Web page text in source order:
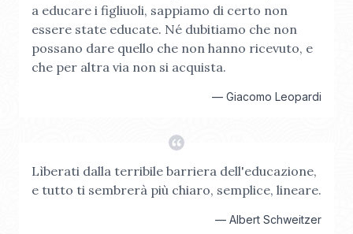
a educare i figliuoli, sappiamo di certo non
essere state educate. Né dubitiamo che non
possano dare quello che non hanno ricevuto, e
che per altra via non si acquista.
— Giacomo Leopardi
Lìberati dalla terribile barriera dell'educazione,
e tutto ti sembrerà più chiaro, semplice, lineare.
— Albert Schweitzer